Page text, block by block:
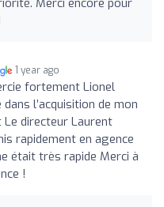
1 year ago
fortement Lionel
l’acquisition de mon
Le directeur Laurent
rapidement en agence
était très rapide Merci à
!